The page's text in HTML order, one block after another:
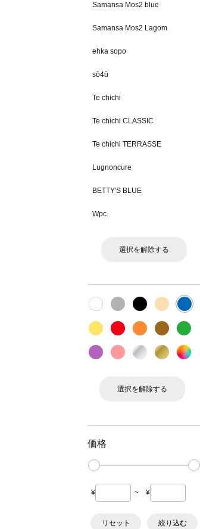
Samansa Mos2 blue
Samansa Mos2 Lagom
ehka sopo
sō4ū
Te chichi
Te chichi CLASSIC
Te chichi TERRASSE
Lugnoncure
BETTY'S BLUE
Wpc.
選択を解除する
選択を解除する
価格
¥ ~ ¥
リセット 絞り込む